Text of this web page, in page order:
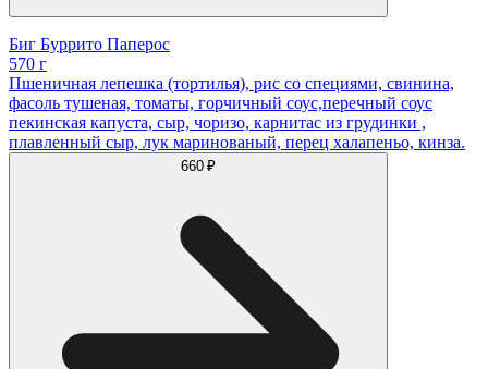
Биг Буррито Паперос
570 г
Пшеничная лепешка (тортилья), рис со специями, свинина,
фасоль тушеная, томаты, горчичный соус,перечный соус
пекинская капуста, сыр, чоризо, карнитас из грудинки ,
плавленный сыр, лук маринованый, перец халапеньо, кинза.
660 ₽